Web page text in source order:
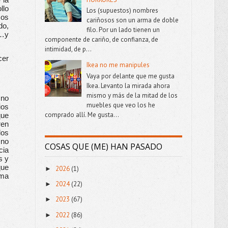
y
Los (supuestos) nombres
cariñosos son un arma de doble
filo. Por un lado tienen un
componente de cariño, de confianza, de
intimidad, de p...
Ikea no me manipules
Vaya por delante que me gusta
Ikea. Levanto la mirada ahora
mismo y más de la mitad de los
muebles que veo los he
comprado allí. Me gusta...
COSAS QUE (ME) HAN PASADO
► 2026 (1)
► 2024(22)
► 2023 (67)
► 2022 (86)